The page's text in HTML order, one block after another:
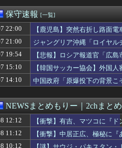
像】日テレの元女子アナさん、∧∨み
保守速報 [一覧]
22:00
【鹿児島】突然右折し路面
21:00
ジャングリア沖縄「ロイヤル
19:54
【悲報】ロシア報道官「広
主張
15:10
【韓国サッカー協会】外国
14:10
中国政府「原爆投下の背景こ
NEWSまとめもりー｜2chまと
12:12
【衝撃】有吉、マツコに『
11:12
【衝撃】中居正広、極秘に
10:12